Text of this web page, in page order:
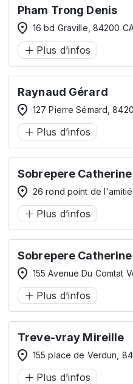
Pham Trong Denis
16 bd Graville, 84200
Plus d’infos
Raynaud Gérard
127 Pierre Sémard,
Plus d’infos
Sobrepere Catherine
26 rond point de
Plus d’infos
Sobrepere Catherine
155 Avenue Du Comtat
Plus d’infos
Treve-vray Mireille
155 place de Verdun,
Plus d’infos